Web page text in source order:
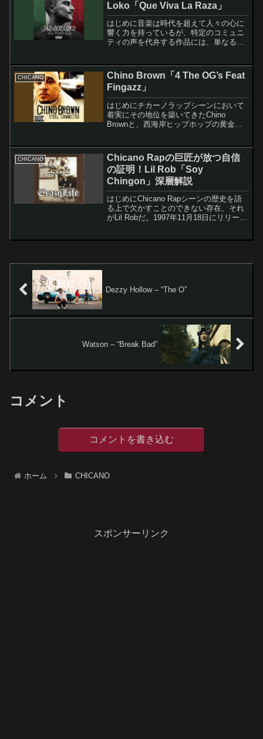
Loko「Que Viva La Raza」
はじめに音楽は時代を超えて人々の心に
響く力を持っているが、特定のコミュニ
ティの声を代弁する作品には、単なるエ
Viva La Raza」は、まさにそうした楽
曲...
CHICANO
Chino Brown「4 The OG’s Feat
Fingazz」
はじめにチカーノラップシーンにおいて
着実にその地位を築いてきたChino
Brownと、西海岸ヒップホップの黄金期
のコラボレーションによって生まれた楽
曲群は、チ...
CHICANO
Chicano Rapの巨匠が放つ自信
の証明！Lil Rob「Soy
Chingon」深層解説
はじめにChicano Rapシーンの歴史を語
る上で欠かすことのできない存在、それ
がLil Robだ。1997年11月18日にリリース
Dezzy Hollow – “The O”
Watson – “Break Bad”
コメント
コメントを書き込む
ホーム CHICANO
スポンサーリンク